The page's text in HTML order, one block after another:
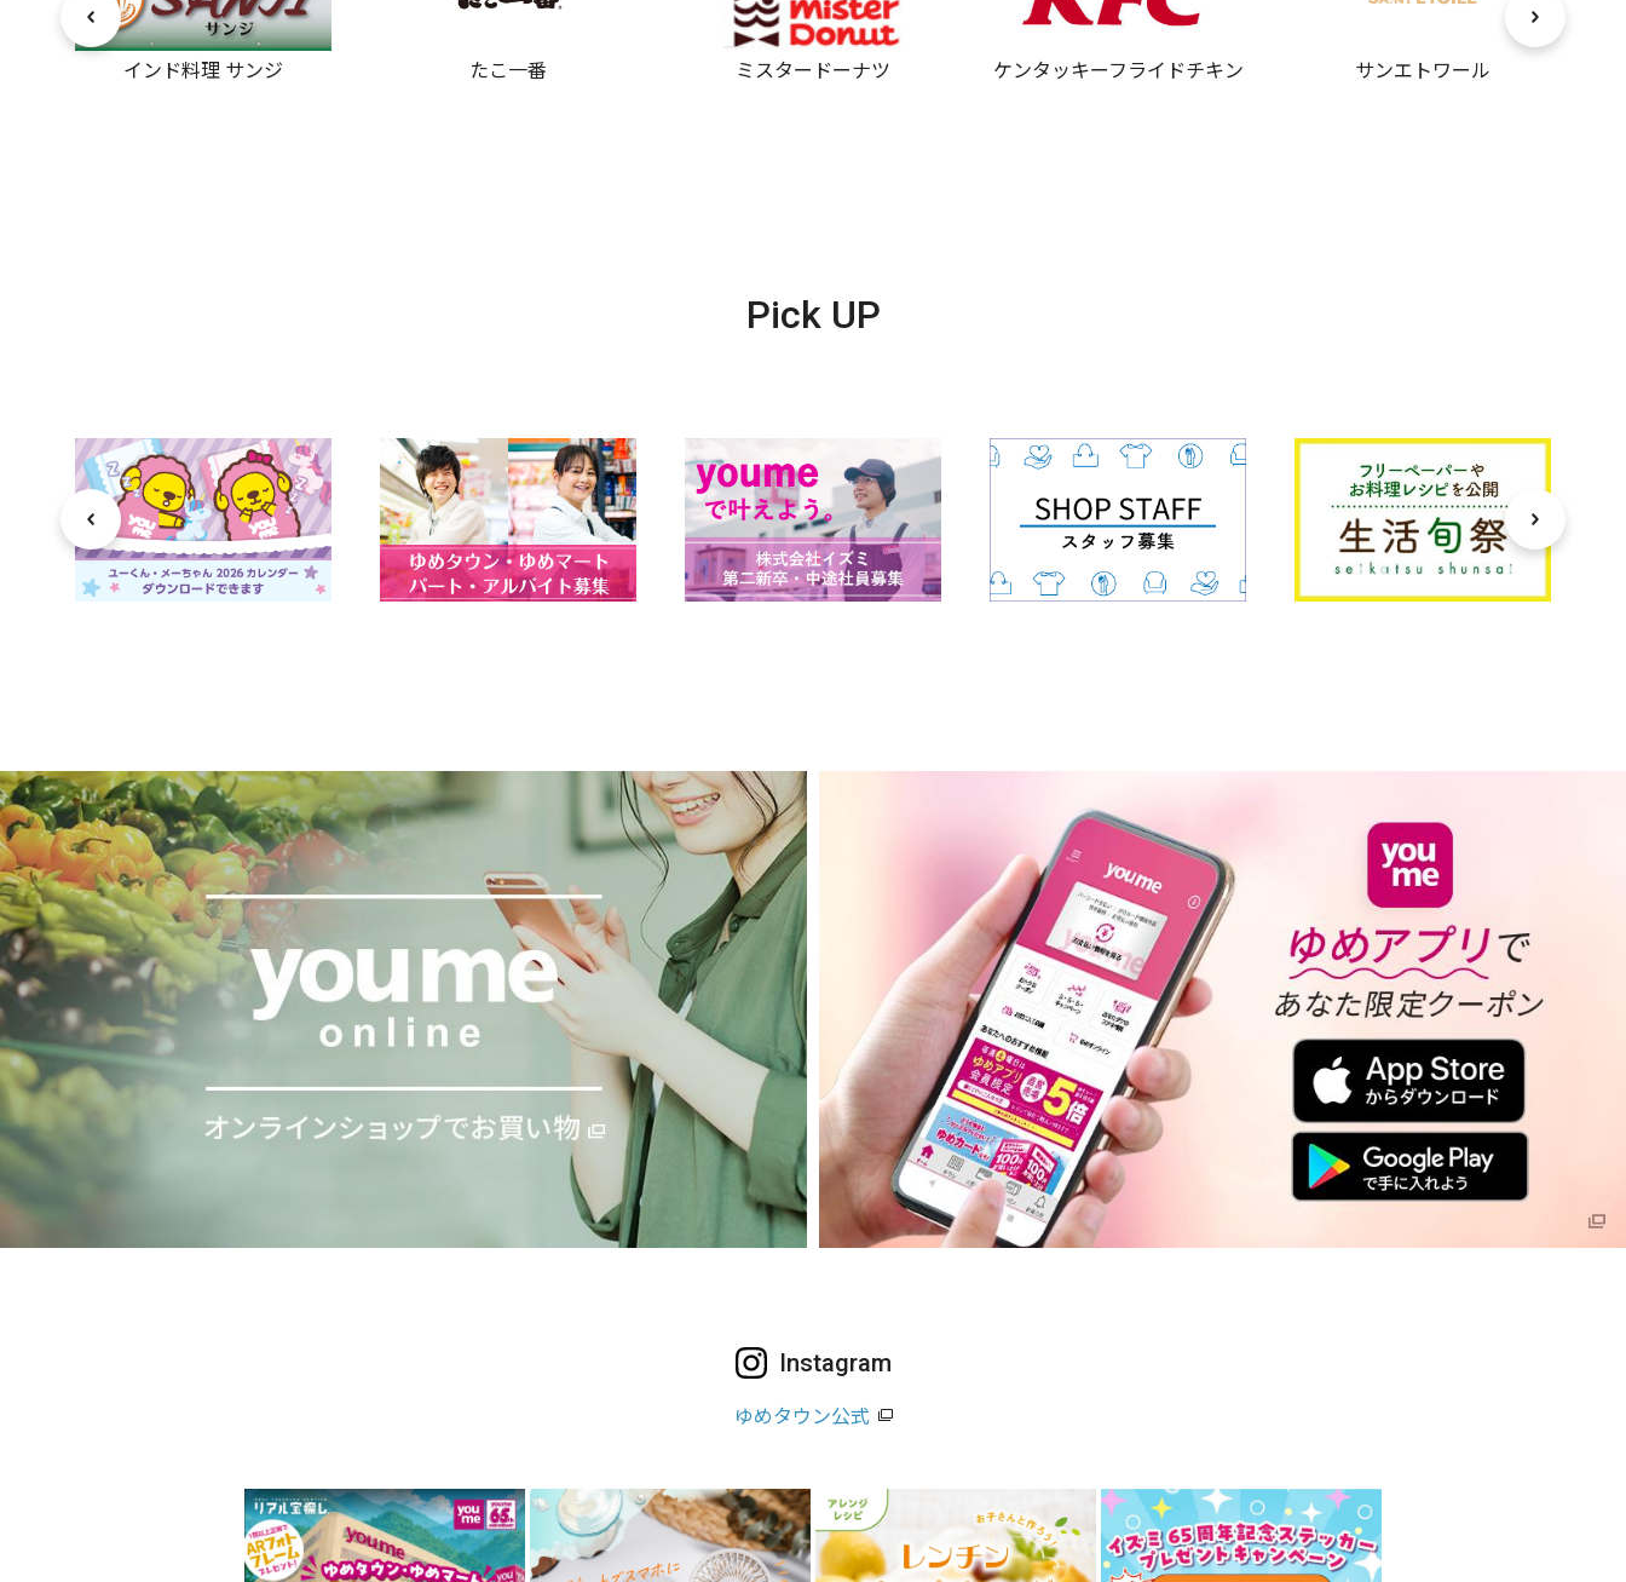
インド料理 サンジ たこ一番 ミスタードーナツ ケンタッキーフライドチキン サンエトワール
Pick UP
Instagram
ゆめタウン公式